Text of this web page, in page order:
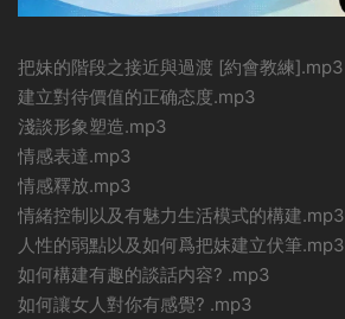
把妹的階段之接近與過渡 [約會教練].mp3
建立對待價值的正确态度.mp3
淺談形象塑造.mp3
情感表達.mp3
情感釋放.mp3
情緒控制以及有魅力生活模式的構建.mp3
人性的弱點以及如何爲把妹建立伏筆.mp3
如何構建有趣的談話内容? .mp3
如何讓女人對你有感覺? .mp3